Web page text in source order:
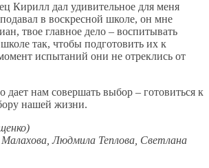
Кирилл дал удивительное для меня
в воскресной школе, он мне
твое главное дело – воспитывать
так, чтобы подготовить их к
испытаний они не отреклись от
дает нам совершать выбор – готовиться к
нашей жизни.
Людмила Теплова, Светлана